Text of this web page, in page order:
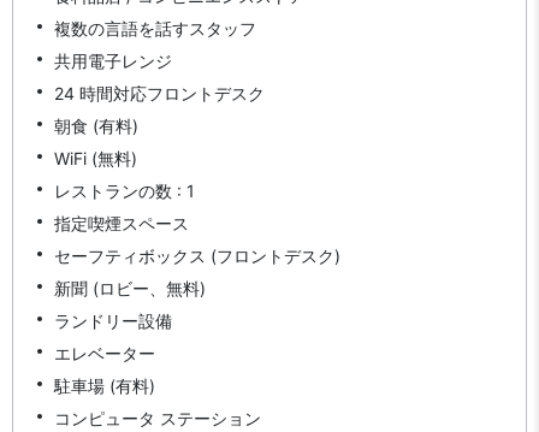
複数の言語を話すスタッフ
共用電子レンジ
24 時間対応フロントデスク
朝食 (有料)
WiFi (無料)
レストランの数 : 1
指定喫煙スペース
セーフティボックス (フロントデスク)
新聞 (ロビー、無料)
ランドリー設備
エレベーター
駐車場 (有料)
コンピュータ ステーション